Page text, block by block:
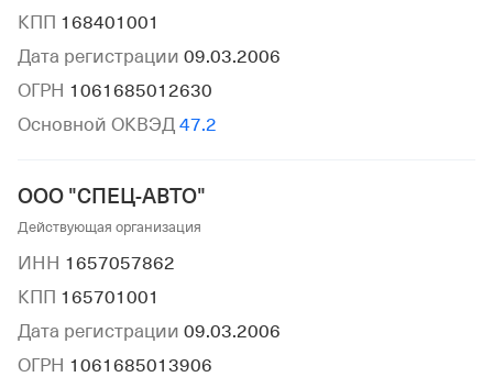
КПП 168401001
Дата регистрации 09.03.2006
ОГРН 1061685012630
Основной ОКВЭД 47.2
ООО "СПЕЦ-АВТО"
Действующая организация
ИНН 1657057862
КПП 165701001
Дата регистрации 09.03.2006
ОГРН 1061685013906